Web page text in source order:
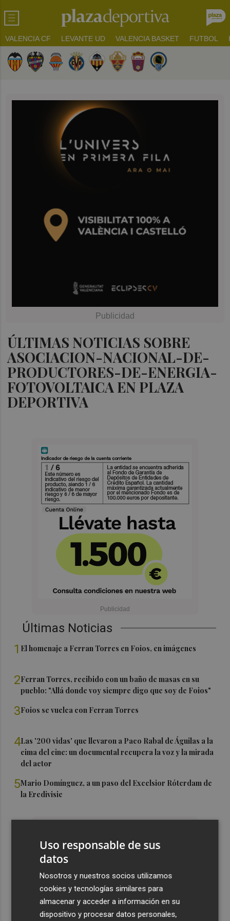
VALENCIA CF LEVANTE UD VALENCIA BASKET FUTBOL
ÚLTIMAS NOTICIAS SOBRE
ASOCIACION-NACIONAL-DE-
PRODUCTORES-DE-ENERGIA-
FOTOVOLTAICA EN PLAZA
DEPORTIVA
Últimas Noticias
1 El homenaje a Ferran Torres en Foios, en imágenes
2Ferran Torres, recibido con un baño de masas en su
pueblo: "Allá donde voy siempre digo que soy de Foios"
3Foios se vuelca con Ferran Torres
4Las '200 vidas' que llevaron a Paco Rabal de Águilas a la
cima del cine: un documental recupera la voz y la mirada
del actor
5Mario Domínguez, a un paso del Excelsior Róterdam de
la Eredivisie
Uso responsable de sus
datos
Nosotros y nuestros socios utilizamos
cookies y tecnologías similares para
almacenar y acceder a información en su
dispositivo y procesar datos personales,